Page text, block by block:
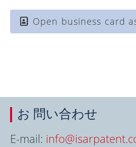
Open business card
お 問い合わせ
E-mail: